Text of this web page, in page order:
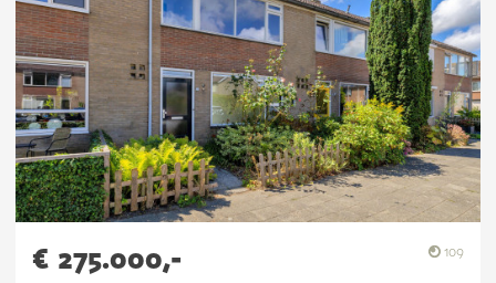
€ 275.000,- 109